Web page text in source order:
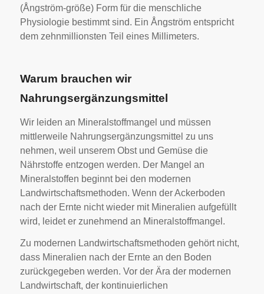
(Ångström-größe) Form für die menschliche
Physiologie bestimmt sind. Ein Ångström entspricht
dem zehnmillionsten Teil eines Millimeters.
Warum brauchen wir
Nahrungsergänzungsmittel
Wir leiden an Mineralstoffmangel und müssen
mittlerweile Nahrungsergänzungsmittel zu uns
nehmen, weil unserem Obst und Gemüse die
Nährstoffe entzogen werden. Der Mangel an
Mineralstoffen beginnt bei den modernen
Landwirtschaftsmethoden. Wenn der Ackerboden
nach der Ernte nicht wieder mit Mineralien aufgefüllt
wird, leidet er zunehmend an Mineralstoffmangel.
Zu modernen Landwirtschaftsmethoden gehört nicht,
dass Mineralien nach der Ernte an den Boden
zurückgegeben werden. Vor der Ära der modernen
Landwirtschaft, der kontinuierlichen